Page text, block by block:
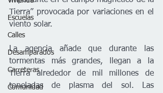
Escuelas
Calles
Desamparados
Carreteras
Comunidad
Tierra” provocada por variaciones en el
viento solar.
La agencia añade que durante las
tormentas más grandes, llegan a la
Tierra alrededor de mil millones de
toneladas de plasma del sol. Las